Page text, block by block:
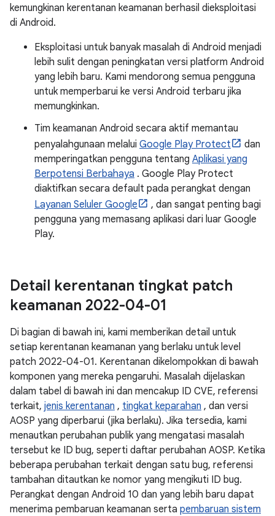
kemungkinan kerentanan keamanan berhasil dieksploitasi
di Android.
Eksploitasi untuk banyak masalah di Android menjadi
lebih sulit dengan peningkatan versi platform Android
yang lebih baru. Kami mendorong semua pengguna
untuk memperbarui ke versi Android terbaru jika
memungkinkan.
Tim keamanan Android secara aktif memantau
penyalahgunaan melalui Google Play Protect
dan
memperingatkan pengguna tentang Aplikasi yang
Berpotensi Berbahaya . Google Play Protect
diaktifkan secara default pada perangkat dengan
Layanan Seluler Google
, dan sangat penting bagi
pengguna yang memasang aplikasi dari luar Google
Play.
Detail kerentanan tingkat patch
keamanan 2022-04-01
Di bagian di bawah ini, kami memberikan detail untuk
setiap kerentanan keamanan yang berlaku untuk level
patch 2022-04-01. Kerentanan dikelompokkan di bawah
komponen yang mereka pengaruhi. Masalah dijelaskan
dalam tabel di bawah ini dan mencakup ID CVE, referensi
terkait, jenis kerentanan , tingkat keparahan , dan versi
AOSP yang diperbarui (jika berlaku). Jika tersedia, kami
menautkan perubahan publik yang mengatasi masalah
tersebut ke ID bug, seperti daftar perubahan AOSP. Ketika
beberapa perubahan terkait dengan satu bug, referensi
tambahan ditautkan ke nomor yang mengikuti ID bug.
Perangkat dengan Android 10 dan yang lebih baru dapat
menerima pembaruan keamanan serta pembaruan sistem